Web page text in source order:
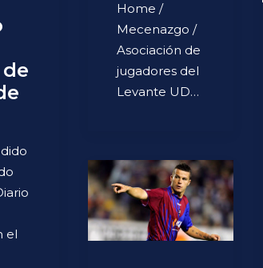
de
el
Home /
Mecenazgo /
Asociación de
jugadores del
Levante UD…